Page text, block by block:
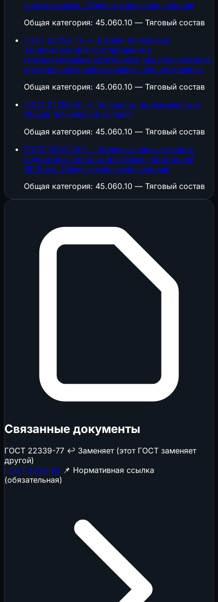
локомотивные. Общие технические условия
Общая категория: 45.060.10 — Тяговый состав
ГОСТ 20759-75 — Дизели тепловозов.
Техническое диагностирование и
прогнозирование остаточного ресурса методом
спектрального анализа масла. Общие правила
Общая категория: 45.060.10 — Тяговый состав
ГОСТ 24790-81 — Тепловозы промышленные.
Общие технические условия
Общая категория: 45.060.10 — Тяговый состав
ГОСТ 11018-2011 — Колесные пары тягового
подвижного состава железных дорог колеи
1520 мм. Общие технические условия
Общая категория: 45.060.10 — Тяговый состав
Связанные документы
ГОСТ 22339-77 ↩️ Заменяет (этот ГОСТ заменяет
другой)
ГОСТ 9238-83 📌 Нормативная ссылка
(обязательная)